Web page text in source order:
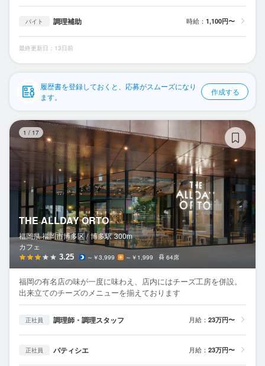
プライバシーポリシー
企業情報
バイト 調理補助 時給： 1,100円〜
最終更新日：13日前
履歴書を登録しておくと、応募がスムーズになり
ます。
作成する
1 / 17
THE ALLDAY ORTO
福岡県 福岡市博多区 / 博多駅 300m
カフェ
3.25 ～￥3,999 ～￥1,999 64席
福岡の有名店の味が一度に味わえ、店内にはチーズ工房を併設。
出来立てのチーズのメニューを揃えております
正社員 調理師・調理スタッフ 月給： 23万円〜
正社員 パティシエ 月給： 23万円〜